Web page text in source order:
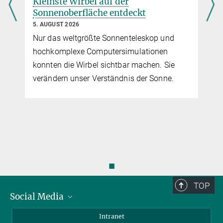
+49 551 384979-190
solanki-office@...
Max-Planck-Institut für
Sonnensystemforschung, Göttingen
Sonnenoberfläche entdeckt
5. AUGUST 2026
Nur das weltgrößte Sonnenteleskop und
hochkomplexe Computersimulationen
konnten die Wirbel sichtbar machen. Sie
verändern unser Verständnis der Sonne.
◼
TOP
Social Media
Intranet